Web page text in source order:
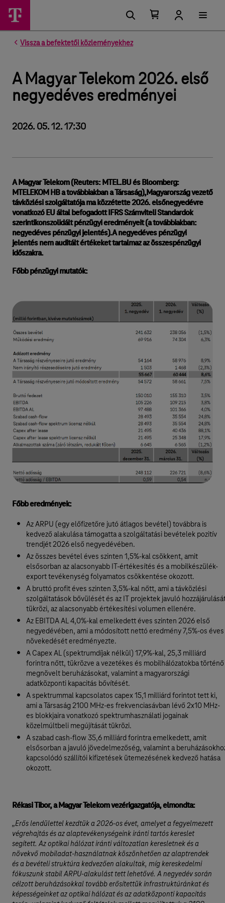
Vissza a befektetői közleményekhez
A Magyar Telekom 2026. első
negyedéves eredményei
2026. 05. 12. 17:30
A Magyar Telekom (Reuters: MTEL.BU és Bloomberg:
MTELEKOM HB a továbbiakban a Társaság),Magyarország vezető
távközlési szolgáltatója ma közzétette 2026. elsőnegyedévre
vonatkozó EU által befogadott IFRS Számviteli Standardok
szerintikonszolidált pénzügyi eredményeit (a továbbiakban:
negyedéves pénzügyi jelentés).A negyedéves pénzügyi
jelentés nem auditált értékeket tartalmaz az összespénzügyi
időszakra.
Főbb pénzügyi mutatók:
Főbb eredmények:
Az ARPU (egy előfizetőre jutó átlagos bevétel) továbbra is
kedvező alakulása támogatta a szolgáltatási bevételek pozitív
trendjét 2026 első negyedévében.
Az összes bevétel éves szinten 1,5%-kal csökkent, amit
elsősorban az alacsonyabb IT-értékesítés és a mobilkészülék-
export tevékenység folyamatos csökkentése okozott.
A bruttó profit éves szinten 3,5%-kal nőtt, ami a távközlési
szolgáltatások bővülését és az IT projektek javuló
tükrözi, az alacsonyabb értékesítési volumen ellenére.
Az EBITDA AL 4,0%-kal emelkedett éves szinten 2026 első
negyedévében, ami a módosított nettó eredmény 7,5%-os éves
növekedését eredményezte.
A Capex AL (spektrumdíjak nélkül) 17,9%-kal, 25,3 milliárd
forintra nőtt, tükrözve a vezetékes és mobilhálózatokba történő
megnövelt beruházásokat, valamint a magyarországi
adatközponti kapacitás bővítését.
A spektrummal kapcsolatos capex 15,1 milliárd forintot tett ki,
ami a Társaság 2100 MHz-es frekvenciasávban lévő 2x10 MHz-
es blokkjaira vonatkozó spektrumhasználati jogainak
közelmúltbeli megújítását tükrözi.
A szabad cash-flow 35,6 milliárd forintra emelkedett, amit
elsősorban a javuló jövedelmezőség, valamint a
kapcsolódó szállítói kifizetések ütemezésének kedvező hatása
okozott.
Rékasi Tibor, a Magyar Telekom vezérigazgatója, elmondta:
„Erős lendülettel kezdtük a 2026-os évet, amelyet a fegyelmezett
végrehajtás és az alaptevékenységeink iránti tartós kereslet
segített. Az optikai hálózat iránti változatlan keresletnek és a
növekvő mobiladat-használatnak köszönhetően az alaptrendek
és a bevételi struktúra kedvezően alakultak, míg kereskedelmi
fókuszunk stabil ARPU-alakulást tett lehetővé. A negyedév során
célzott beruházásokkal tovább erősítettük infrastruktúránkat és
képességeinket az optikai hálózat és az adatközponti kapacitás